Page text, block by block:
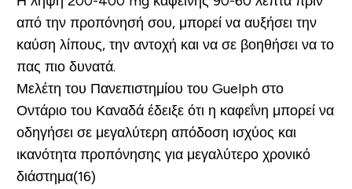
από την προπόνησή σου, μπορεί να αυξήσει την
καύση λίπους, την αντοχή και να σε βοηθήσει να το
πας πιο δυνατά.
Μελέτη του Πανεπιστημίου του Guelph στο
Οντάριο του Καναδά έδειξε ότι η καφεΐνη μπορεί να
οδηγήσει σε μεγαλύτερη απόδοση ισχύος και
ικανότητα προπόνησης για μεγαλύτερο χρονικό
διάστημα(16)